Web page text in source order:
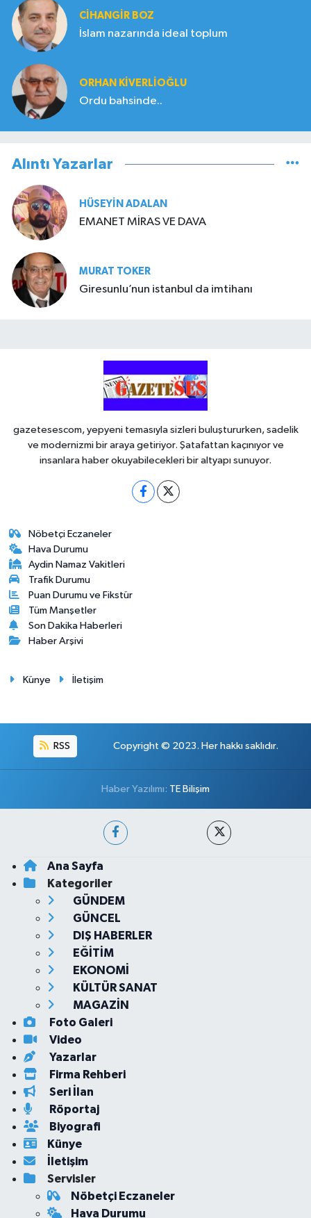
CIHANGIR BOZ
İslam nazarında ideal toplum
ORHAN KIVERLIOĞLU
Ordu bahsinde..
Alıntı Yazarlar
HÜSEYIN ADALAN
EMANET MİRAS VE DAVA
MURAT TOKER
Giresunlu’nun istanbul da imtihanı
gazetesescom, yepyeni temasıyla sizleri buluştururken, sadelik
ve modernizmi bir araya getiriyor. Şatafattan kaçınıyor ve
insanlara haber okuyabilecekleri bir altyapı sunuyor.
Nöbetçi Eczaneler
Hava Durumu
Aydin Namaz Vakitleri
Trafik Durumu
Puan Durumu ve Fikstür
Tüm Manşetler
Son Dakika Haberleri
Haber Arşivi
Künye İletişim
RSS Copyright © 2023. Her hakkı saklıdır.
Haber Yazılımı: TE Bilişim
Ana Sayfa
Kategoriler
GÜNDEM
GÜNCEL
DIŞ HABERLER
EĞİTİM
EKONOMİ
KÜLTÜR SANAT
MAGAZİN
Foto Galeri
Video
Yazarlar
Firma Rehberi
Seri İlan
Röportaj
Biyografi
Künye
İletişim
Servisler
Nöbetçi Eczaneler
Hava Durumu